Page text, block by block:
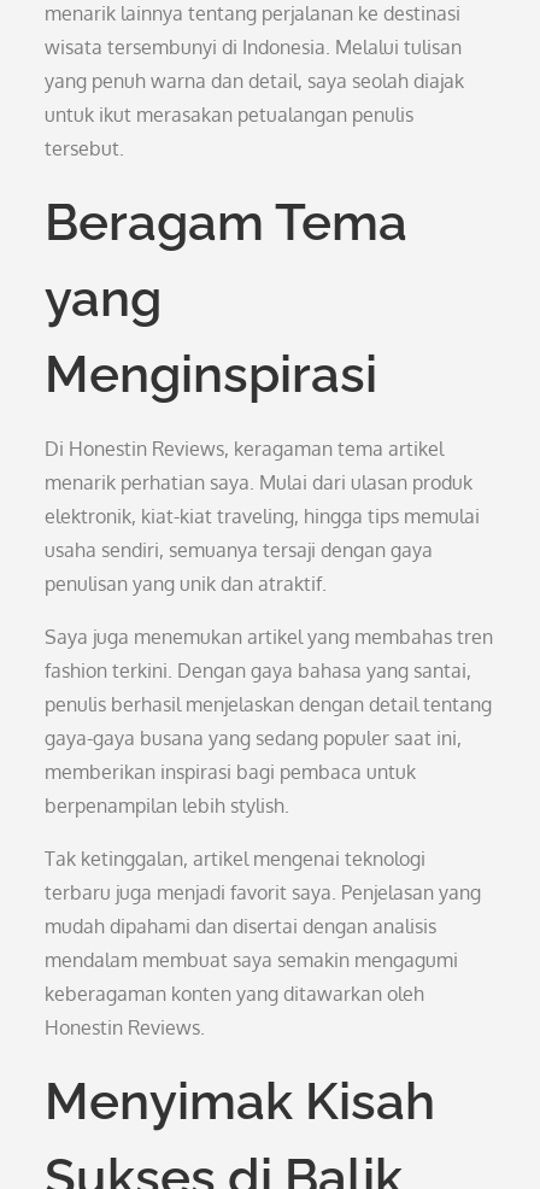
menarik lainnya tentang perjalanan ke destinasi
wisata tersembunyi di Indonesia. Melalui tulisan
yang penuh warna dan detail, saya seolah diajak
untuk ikut merasakan petualangan penulis
tersebut.
Beragam Tema
yang
Menginspirasi
Di Honestin Reviews, keragaman tema artikel
menarik perhatian saya. Mulai dari ulasan produk
elektronik, kiat-kiat traveling, hingga tips memulai
usaha sendiri, semuanya tersaji dengan gaya
penulisan yang unik dan atraktif.
Saya juga menemukan artikel yang membahas tren
fashion terkini. Dengan gaya bahasa yang santai,
penulis berhasil menjelaskan dengan detail tentang
gaya-gaya busana yang sedang populer saat ini,
memberikan inspirasi bagi pembaca untuk
berpenampilan lebih stylish.
Tak ketinggalan, artikel mengenai teknologi
terbaru juga menjadi favorit saya. Penjelasan yang
mudah dipahami dan disertai dengan analisis
mendalam membuat saya semakin mengagumi
keberagaman konten yang ditawarkan oleh
Honestin Reviews.
Menyimak Kisah